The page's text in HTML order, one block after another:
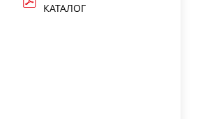
КАТАЛОГ